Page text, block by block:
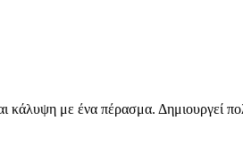
με ένα πέρασμα. Δημιουργεί